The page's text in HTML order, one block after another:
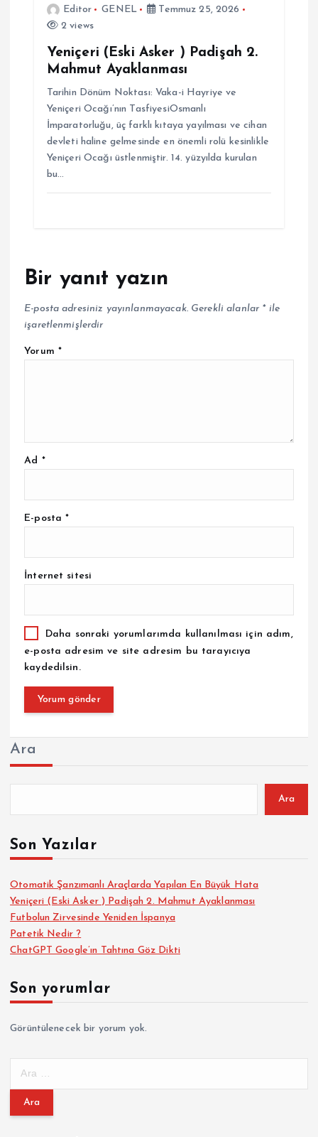
Editor GENEL
Temmuz 25, 2026
2 views
Yeniçeri (Eski Asker ) Padişah 2.
Mahmut Ayaklanması
Tarihin Dönüm Noktası: Vaka-i Hayriye ve
Yeniçeri Ocağı’nın TasfiyesiOsmanlı
İmparatorluğu, üç farklı kıtaya yayılması ve cihan
devleti haline gelmesinde en önemli rolü kesinlikle
Yeniçeri Ocağı üstlenmiştir. 14. yüzyılda kurulan
bu…
Bir yanıt yazın
E-posta adresiniz yayınlanmayacak. Gerekli alanlar *ile
işaretlenmişlerdir
Yorum *
Ad *
E-posta*
İnternet sitesi
Daha sonraki yorumlarımda kullanılması için adım,
e-posta adresim ve site adresim bu tarayıcıya
kaydedilsin.
Ara
Ara
Son Yazılar
Otomatik Şanzımanlı Araçlarda Yapılan En Büyük Hata
Yeniçeri (Eski Asker ) Padişah 2. Mahmut Ayaklanması
Futbolun Zirvesinde Yeniden İspanya
Patetik Nedir ?
ChatGPT Google’ın Tahtına Göz Dikti
Son yorumlar
Görüntülenecek bir yorum yok.
m